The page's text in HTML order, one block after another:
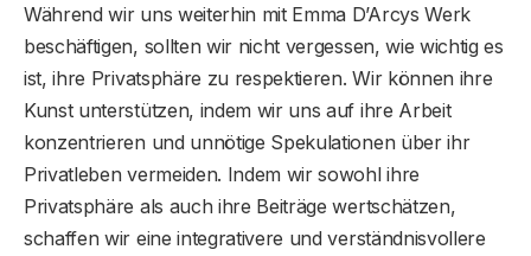
Während wir uns weiterhin mit Emma D’Arcys Werk
beschäftigen, sollten wir nicht vergessen, wie wichtig es
ist, ihre Privatsphäre zu respektieren. Wir können ihre
Kunst unterstützen, indem wir uns auf ihre Arbeit
konzentrieren und unnötige Spekulationen über ihr
Privatleben vermeiden. Indem wir sowohl ihre
Privatsphäre als auch ihre Beiträge wertschätzen,
schaffen wir eine integrativere und verständnisvollere